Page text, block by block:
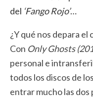
del ‘Fango Rojo’…
¿Y qué nos depara el
Con Only Ghosts
personal e
todos los discos de
entrar mucho las dos